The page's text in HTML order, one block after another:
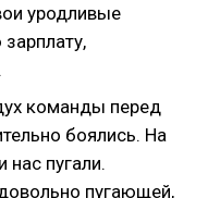
уродливые
команды перед
боялись. На
пугали.
пугающей,